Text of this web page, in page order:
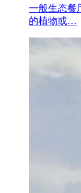
一般生态餐
的植物或…